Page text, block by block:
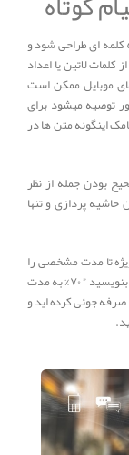
های تبلیغاتی در چند جمله حداکثر ۴ یا ۵ کلمه ای طراحی شود و
لاتین یا اعداد
موبایل ممکن است
توصیه میشود برای
اینگونه متن ها در
بودن جمله از نظر
پردازی و تنها
تا مدت مشخصی را
بنویسید ، میتوانید به جای ۷۰% تخفیف فقط تا ۳۱/۰۵/۱۳۹۱ بنویسید ” ۷۰% به مدت
خود صرفه جوئی کرده اید و